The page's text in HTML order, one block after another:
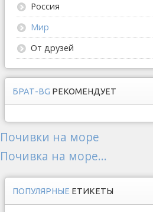
Россия
Мир
От друзей
БРАТ-BG РЕКОМЕНДУЕТ
Почивки на море
Почивка на море...
ПОПУЛЯРНЫЕ ЕТИКЕТЫ